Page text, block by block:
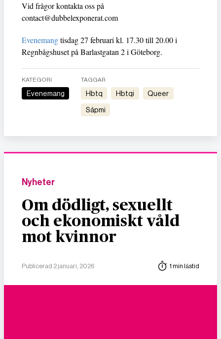
Vid frågor kontakta oss på
contact@dubbelexponerat.com
Evenemangtisdag 27 februari kl. 17.30 till 20.00 i
Regnbågshuset på Barlastgatan 2 i Göteborg.
KATEGORI
Evenemang
TAGGAR
hbtq hbtqi queer
Sápmi
Nyheter
Om dödligt, sexuellt
och ekonomiskt våld
mot kvinnor
Publicerad 2 januari, 2026 1 min lästid